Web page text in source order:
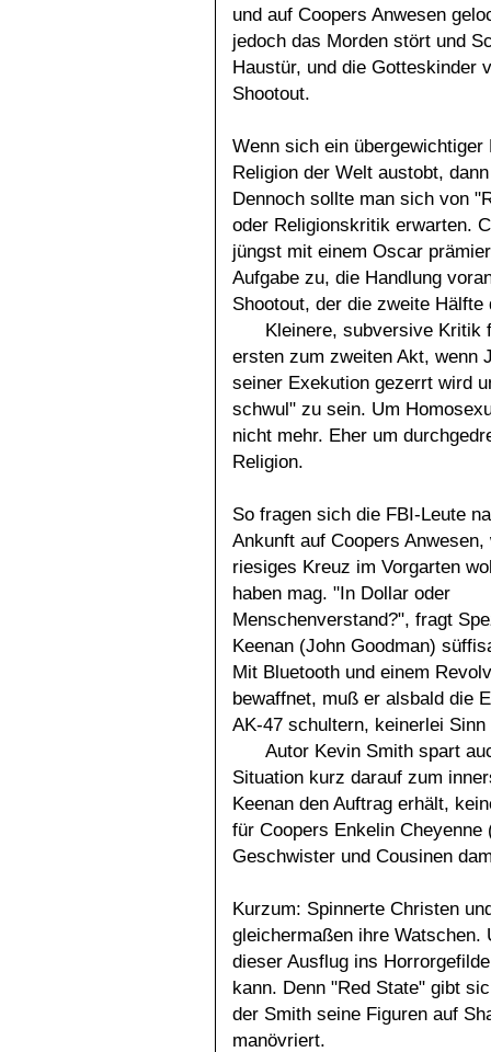
und auf Coopers Anwesen
jedoch das Morden stört und
Haustür, und die Gotteskinder
Shootout.
Wenn sich ein
Religion der Welt austobt,
Dennoch sollte man sich von
oder Religionskritik erwarten.
jüngst mit einem Oscar
Aufgabe zu, die Handlung
Shootout, der die zweite
Kleinere, subversive Kritik
ersten zum zweiten Akt, wenn
seiner Exekution gezerrt wird
schwul" zu sein. Um
nicht mehr. Eher um
Religion.
So fragen sich die FBI-Leute
Ankunft auf Coopers
riesiges Kreuz im Vorgarten
haben mag. "In Dollar oder
Menschenverstand?", fragt
Keenan (John Goodman)
Mit Bluetooth und einem
bewaffnet, muß er alsbald die
AK-47 schultern, keinerlei
Autor Kevin Smith spart
Situation kurz darauf zum
Keenan den Auftrag erhält,
für Coopers Enkelin
Geschwister und Cousinen
Kurzum: Spinnerte Christen
gleichermaßen ihre
dieser Ausflug ins
kann. Denn "Red State" gibt
der Smith seine Figuren auf
manövriert.